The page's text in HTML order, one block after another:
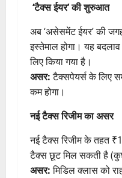
‘टैक्स ईयर’ की शुरुआत
अब ‘असेसमेंट ईयर’ की
इस्तेमाल होगा। यह
लिए किया गया है।
असर:टैक्सपेयर्स के लिए
कम होगा।
नई टैक्स रिजीम का असर
नई टैक्स रिजीम के तहत
टैक्स छूट मिल सकती है
असर:मिडिल क्लास को